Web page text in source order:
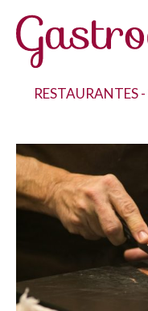
RESTAURANTES-